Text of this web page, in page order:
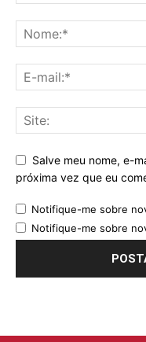
Salve meu nome, e-
próxima vez que eu
Notifique-me sobre
Notifique-me sobre